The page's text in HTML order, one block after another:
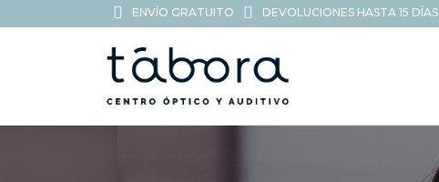
ENVÍO GRATUITO DEVOLUCIONES HASTA 15 DÍAS